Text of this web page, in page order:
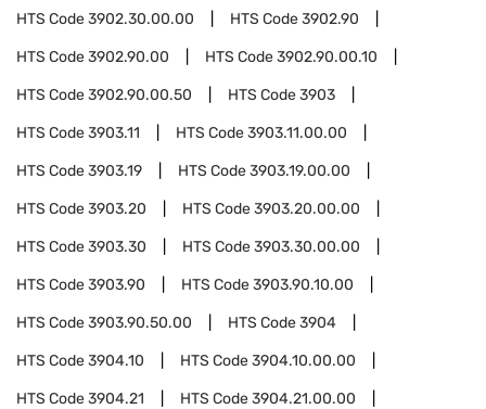
HTS Code3902.30.00.00 HTS Code3902.90
HTS Code3902.90.00 HTS Code3902.90.00.10
HTS Code3902.90.00.50 HTS Code3903
HTS Code3903.11 HTS Code3903.11.00.00
HTS Code3903.19 HTS Code3903.19.00.00
HTS Code3903.20 HTS Code3903.20.00.00
HTS Code3903.30 HTS Code3903.30.00.00
HTS Code3903.90 HTS Code3903.90.10.00
HTS Code3903.90.50.00 HTS Code3904
HTS Code3904.10 HTS Code3904.10.00.00
HTS Code3904.21 HTS Code3904.21.00.00